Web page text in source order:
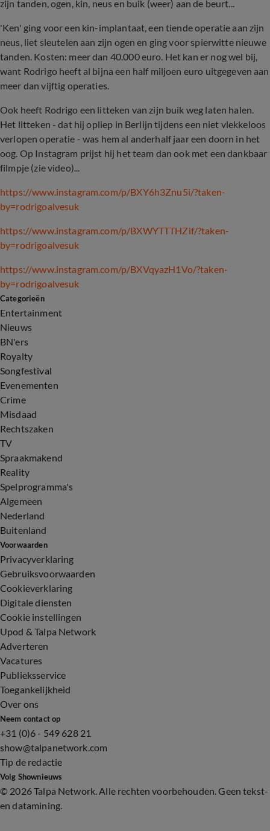
zijn tanden, ogen, kin, neus en buik (weer) aan de beurt...
'Ken' ging voor een kin-implantaat, een tiende operatie aan zijn
neus, liet sleutelen aan zijn ogen en ging voor spierwitte nieuwe
tanden. Kosten: meer dan 40.000 euro. Het kan er nog wel bij,
want Rodrigo heeft al bijna een half miljoen euro uitgegeven aan
meer dan vijftig operaties.
Ook heeft Rodrigo een litteken van zijn buik weg laten halen.
Het litteken - dat hij opliep in Berlijn tijdens een niet vlekkeloos
verlopen operatie - was hem al anderhalf jaar een doorn in het
oog. Op Instagram prijst hij het team dan ook met een dankbaar
filmpje (zie video)...
https://www.instagram.com/p/BXY6h3Znu5i/?taken-
by=rodrigoalvesuk
https://www.instagram.com/p/BXWYTTTHZif/?taken-
by=rodrigoalvesuk
https://www.instagram.com/p/BXVqyazH1Vo/?taken-
by=rodrigoalvesuk
Categorieën
Entertainment
Nieuws
BN'ers
Royalty
Songfestival
Evenementen
Crime
Misdaad
Rechtszaken
TV
Spraakmakend
Reality
Spelprogramma's
Algemeen
Nederland
Buitenland
Voorwaarden
Privacyverklaring
Gebruiksvoorwaarden
Cookieverklaring
Digitale diensten
Cookie instellingen
Upod & Talpa Network
Adverteren
Vacatures
Publieksservice
Toegankelijkheid
Over ons
Neem contact op
+31 (0)6 - 549 628 21
show@talpanetwork.com
Tip de redactie
Volg Shownieuws
© 2026 Talpa Network. Alle rechten voorbehouden. Geen tekst-
en datamining.